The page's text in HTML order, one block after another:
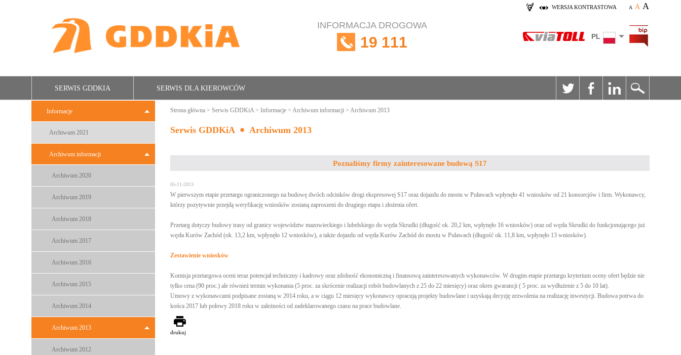
WERSJA KONTRASTOWA A A A
INFORMACJA DROGOWA
19 111 PL
SERWIS GDDKIA SERWIS DLA KIEROWCÓW
Informacje
Archiwum 2021
Archiwum informacji
Archiwum 2020
Archiwum 2019
Archiwum 2018
Archiwum 2017
Archiwum 2016
Archiwum 2015
Archiwum 2014
Archiwum 2013
Archiwum 2012
Strona główna > Serwis GDDKiA> Informacje > Archiwum informacji > Archiwum 2013
Serwis GDDKiA Archiwum 2013
Poznaliśmy firmy zainteresowane budową S17
05-11-2013
W pierwszym etapie przetargu ograniczonego na budowę dwóch odcinków drogi ekspresowej S17 oraz dojazdu do mostu w Puławach wpłynęło 41 wniosków od 21 konsorcjów i firm. Wykonawcy,
którzy pozytywnie przejdą weryfikację wniosków zostaną zaproszeni do drugiego etapu i złożenia ofert.
Przetarg dotyczy budowy trasy od granicy województw mazowieckiego i lubelskiego do węzła Skrudki (długość ok. 20,2 km, wpłynęło 16 wniosków) oraz od węzła Skrudki do funkcjonującego już
węzła Kurów Zachód (ok. 13,2 km, wpłynęło 12 wniosków), a także dojazdu od węzła Kurów Zachód do mostu w Puławach (długość ok. 11,8 km, wpłynęło 13 wniosków).
Zestawienie wniosków
Komisja przetargowa oceni teraz potencjał techniczny i kadrowy oraz zdolność ekonomiczną i finansową zainteresowanych wykonawców. W drugim etapie przetargu kryterium oceny ofert będzie nie
tylko cena (90 proc.) ale również termin wykonania (5 proc. za skrócenie realizacji robót budowlanych z 25 do 22 miesięcy) oraz okres gwarancji ( 5 proc. za wydłużenie z 5 do 10 lat).
Umowy z wykonawcami podpisane zostaną w 2014 roku, a w ciągu 12 miesięcy wykonawcy opracują projekty budowlane i uzyskają decyzję zezwolenia na realizację inwestycji. Budowa potrwa do
końca 2017 lub połowy 2018 roku w zależności od zadeklarowanego czasu na prace budowlane.
drukuj